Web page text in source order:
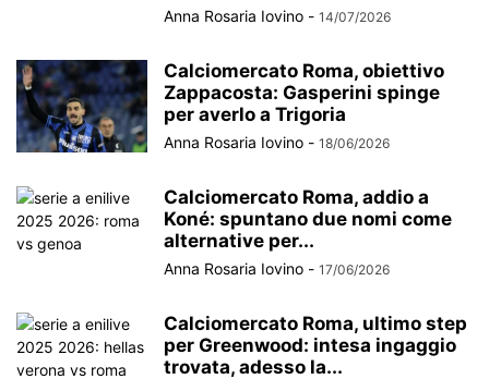
Anna Rosaria Iovino - 14/07/2026
Calciomercato Roma, obiettivo
Zappacosta: Gasperini spinge
per averlo a Trigoria
Anna Rosaria Iovino - 18/06/2026
Calciomercato Roma, addio a
Koné: spuntano due nomi come
alternative per...
Anna Rosaria Iovino - 17/06/2026
Calciomercato Roma, ultimo step
per Greenwood: intesa ingaggio
trovata, adesso la...